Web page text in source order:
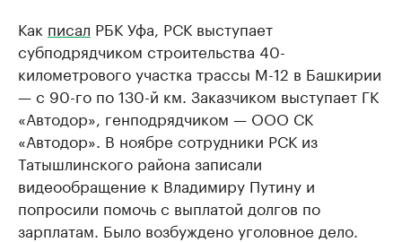
Как писал РБК Уфа, РСК выступает
субподрядчиком строительства 40-
километрового участка трассы М-12 в Башкирии
— с 90-го по 130-й км. Заказчиком выступает ГК
«Автодор», генподрядчиком — ООО СК
«Автодор». В ноябре сотрудники РСК из
Татышлинского района записали
видеообращение к Владимиру Путину и
попросили помочь с выплатой долгов по
зарплатам. Было возбуждено уголовное дело.